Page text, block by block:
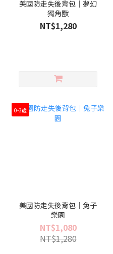
美國防走失後背包｜夢幻
獨角獸
NT$1,280
0-3歲
美國防走失後背包｜兔子
樂園
NT$1,080
NT$1,280